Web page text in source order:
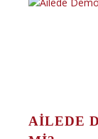
AILEDE